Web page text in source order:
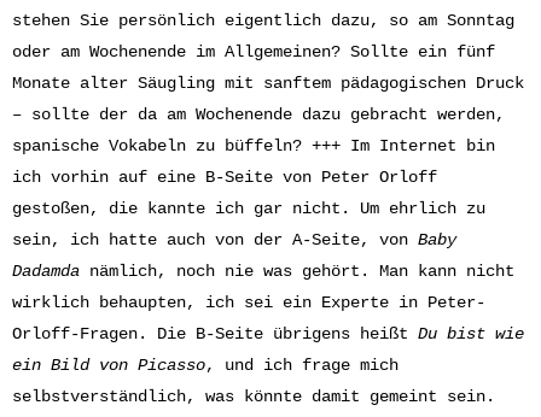
stehen Sie persönlich eigentlich dazu, so am Sonntag
oder am Wochenende im Allgemeinen? Sollte ein fünf
Monate alter Säugling mit sanftem pädagogischen Druck
– sollte der da am Wochenende dazu gebracht werden,
spanische Vokabeln zu büffeln? +++ Im Internet bin
ich vorhin auf eine B-Seite von Peter Orloff
gestoßen, die kannte ich gar nicht. Um ehrlich zu
sein, ich hatte auch von der A-Seite, von Baby
Dadamda nämlich, noch nie was gehört. Man kann nicht
wirklich behaupten, ich sei ein Experte in Peter-
Orloff-Fragen. Die B-Seite übrigens heißt Du bist wie
ein Bild von Picasso, und ich frage mich
selbstverständlich, was könnte damit gemeint sein.